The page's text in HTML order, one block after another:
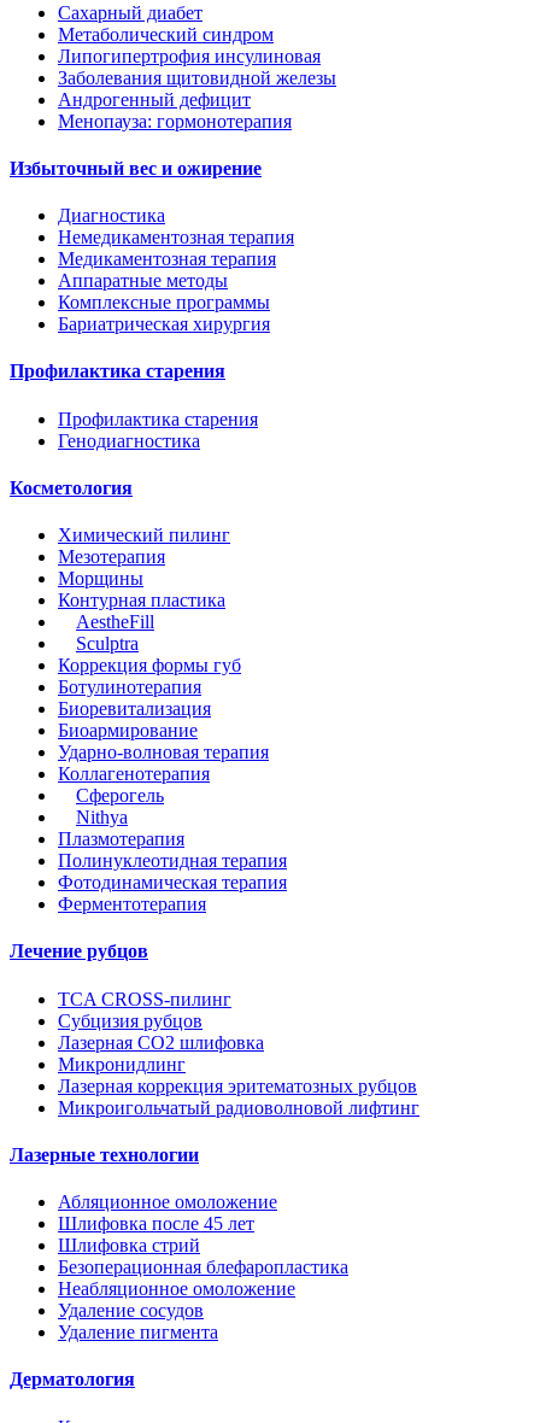
Сахарный диабет
Метаболический синдром
Липогипертрофия инсулиновая
Заболевания щитовидной железы
Андрогенный дефицит
Менопауза: гормонотерапия
Избыточный вес и ожирение
Диагностика
Немедикаментозная терапия
Медикаментозная терапия
Аппаратные методы
Комплексные программы
Бариатрическая хирургия
Профилактика старения
Профилактика старения
Генодиагностика
Косметология
Химический пилинг
Мезотерапия
Морщины
Контурная пластика
AestheFill
Sculptrа
Коррекция формы губ
Ботулинотерапия
Биоревитализация
Биоармирование
Ударно-волновая терапия
Коллагенотерапия
Сферогель
Nithya
Плазмотерапия
Полинуклеотидная терапия
Фотодинамическая терапия
Ферментотерапия
Лечение рубцов
TCA CROSS-пилинг
Субцизия рубцов
Лазерная СО2 шлифовка
Микронидлинг
Лазерная коррекция эритематозных рубцов
Микроигольчатый радиоволновой лифтинг
Лазерные технологии
Абляционное омоложение
Шлифовка после 45 лет
Шлифовка стрий
Безоперационная блефаропластика
Неабляционное омоложение
Удаление сосудов
Удаление пигмента
Дерматология